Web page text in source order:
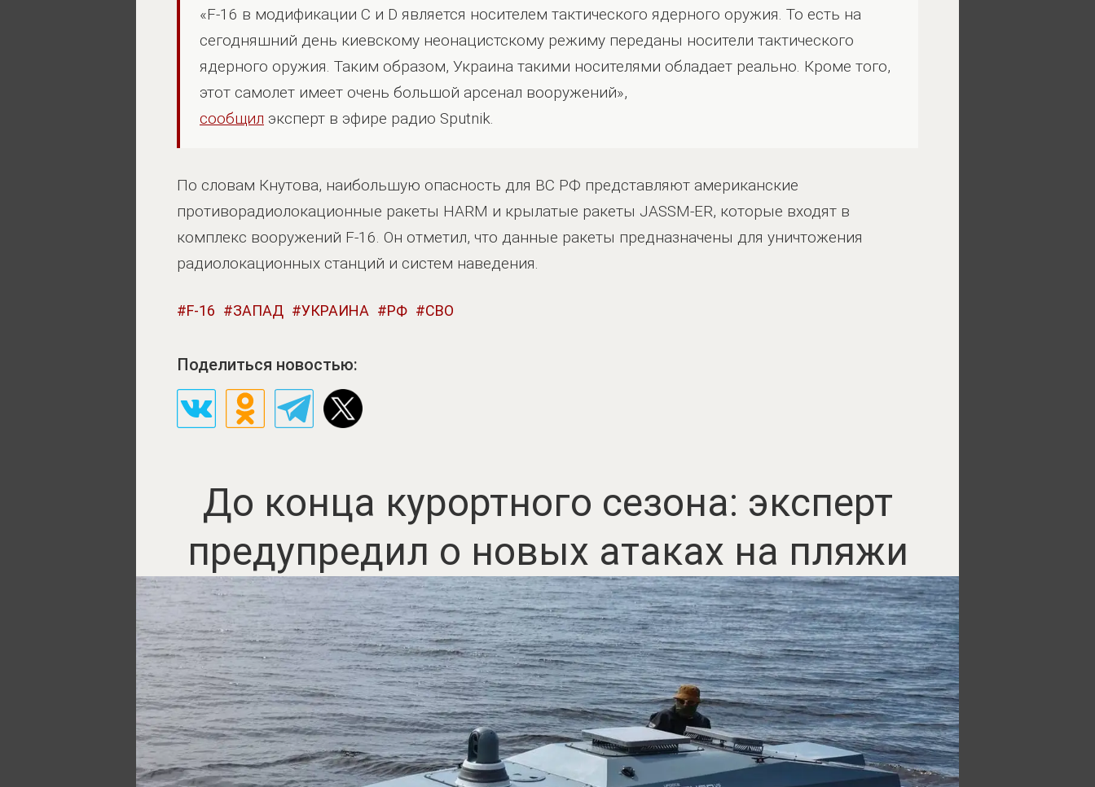
«F-16 в модификации C и D является носителем тактического ядерного оружия. То есть на
сегодняшний день киевскому неонацистскому режиму переданы носители тактического
ядерного оружия. Таким образом, Украина такими носителями обладает реально. Кроме того,
этот самолет имеет очень большой арсенал вооружений»,
сообщил эксперт в эфире радио Sputnik.
По словам Кнутова, наибольшую опасность для ВС РФ представляют американские
противорадиолокационные ракеты HARM и крылатые ракеты JASSM-ER, которые входят в
комплекс вооружений F-16. Он отметил, что данные ракеты предназначены для уничтожения
радиолокационных станций и систем наведения.
F-16 ЗАПАД УКРАИНА РФ СВО
Поделиться новостью:
До конца курортного сезона: эксперт
предупредил о новых атаках на пляжи